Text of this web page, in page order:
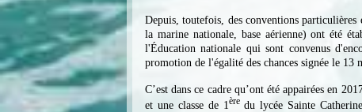
Depuis, toutefois, des conventions
la marine nationale, base aérienne) ont été
l'Éducation nationale qui sont convenus
promotion de l'égalité des chances signée le 13
C’est dans ce cadre qu’ont été appairées en
et une classe de 1èredu lycée Sainte